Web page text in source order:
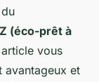
(éco-prêt à
vous
avantageux et